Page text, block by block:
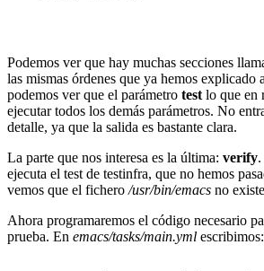
Podemos ver que hay muchas secciones
las mismas órdenes que ya hemos explicado
podemos ver que el parámetro test lo que en
ejecutar todos los demás parámetros. No
detalle, ya que la salida es bastante clara.
La parte que nos interesa es la última: verify
ejecuta el test de testinfra, que no hemos
vemos que el fichero /usr/bin/emacs no
Ahora programaremos el código necesario
prueba. En emacs/tasks/main.yml escribimos: